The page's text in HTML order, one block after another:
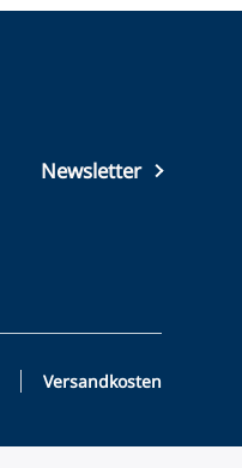
Newsletter
Versandkosten